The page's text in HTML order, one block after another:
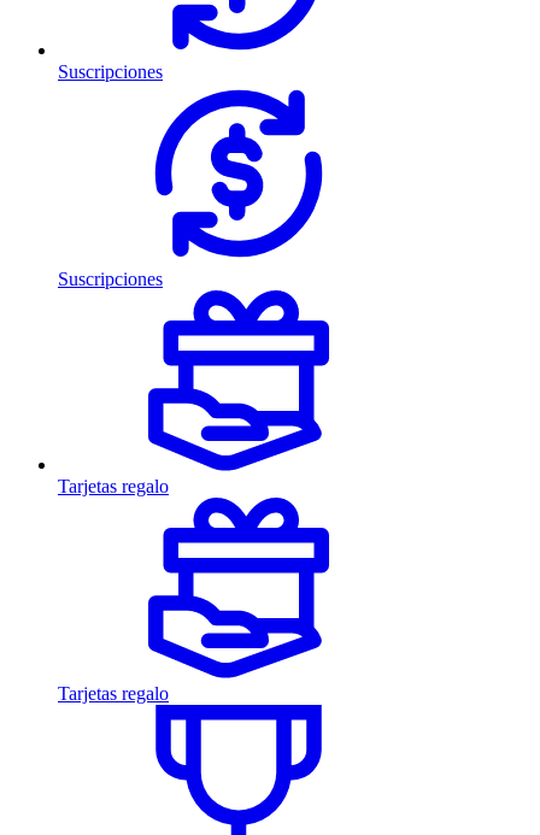
Suscripciones
Suscripciones
Tarjetas regalo
Tarjetas regalo